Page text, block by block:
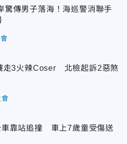
驚傳男子落海！海巡警消聯手
走3火辣Coser 北檢起訴2惡煞
車靠站追撞 車上7歲童受傷送